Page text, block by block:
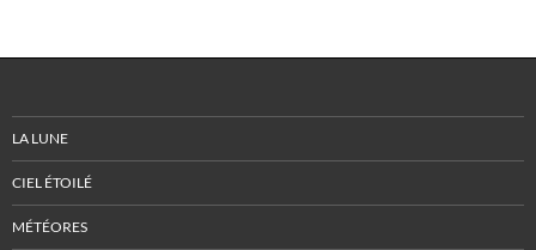
LA LUNE
CIEL ÉTOILÉ
MÉTÉORES